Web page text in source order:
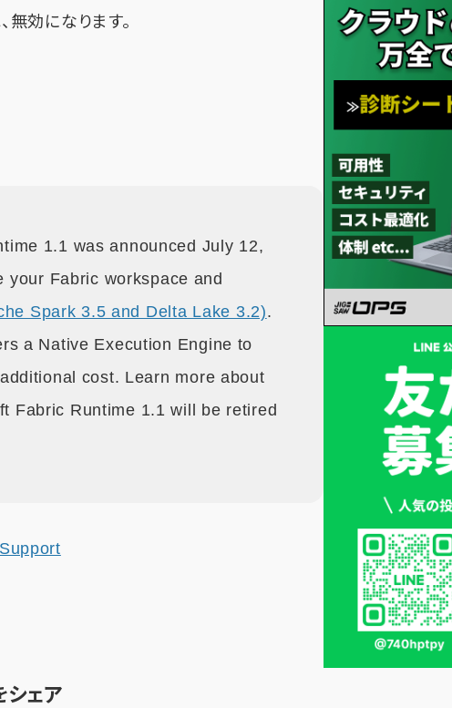
効になります。
1.1 was announced July 12,
your Fabric workspace and
Spark 3.5 and Delta Lake 3.2).
a Native Execution Engine to
cost. Learn more about
Fabric Runtime 1.1 will be retired
シェア